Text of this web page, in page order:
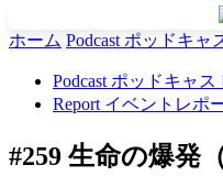
ホーム Podcast ポッドキャ
Podcast ポッドキャス
Report イベントレポ
#259 生命の爆発